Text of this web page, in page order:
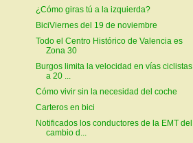
¿Cómo giras tú a la izquierda?
BiciViernes del 19 de noviembre
Todo el Centro Histórico de Valencia es
Zona 30
Burgos limita la velocidad en vías ciclistas
a 20 ...
Cómo vivir sin la necesidad del coche
Carteros en bici
Notificados los conductores de la EMT del
cambio d...